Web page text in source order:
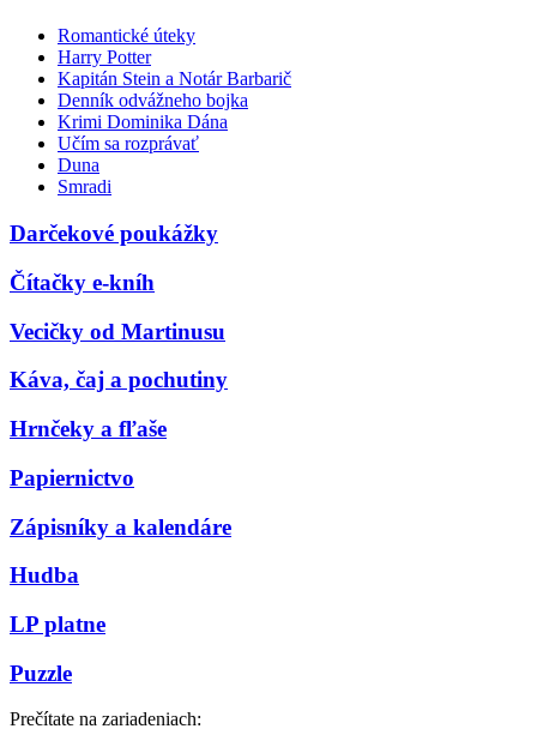
Romantické úteky
Harry Potter
Kapitán Stein a Notár Barbarič
Denník odvážneho bojka
Krimi Dominika Dána
Učím sa rozprávať
Duna
Smradi
Darčekové poukážky
Čítačky e-kníh
Vecičky od Martinusu
Káva, čaj a pochutiny
Hrnčeky a fľaše
Papiernictvo
Zápisníky a kalendáre
Hudba
LP platne
Puzzle
Prečítate na zariadeniach: